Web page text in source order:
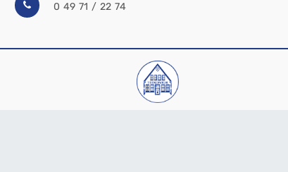
0 49 71 / 22 74